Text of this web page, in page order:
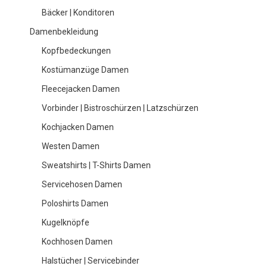
Bäcker | Konditoren
Damenbekleidung
Kopfbedeckungen
Kostümanzüge Damen
Fleecejacken Damen
Vorbinder | Bistroschürzen | Latzschürzen
Kochjacken Damen
Westen Damen
Sweatshirts | T-Shirts Damen
Servicehosen Damen
Poloshirts Damen
Kugelknöpfe
Kochhosen Damen
Halstücher | Servicebinder